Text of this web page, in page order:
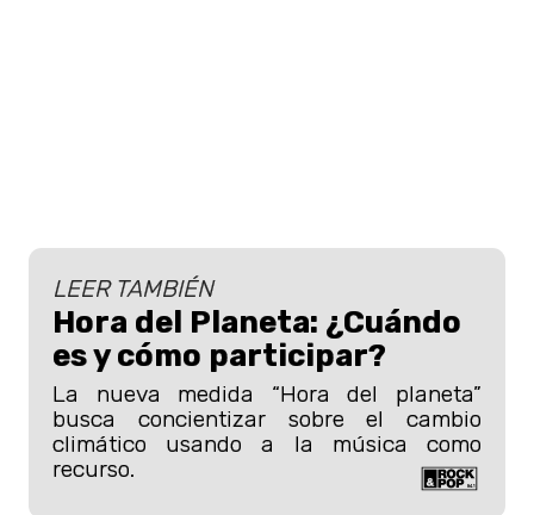
LEER TAMBIÉN
Hora del Planeta: ¿Cuándo
es y cómo participar?
La nueva medida “Hora del planeta”
busca concientizar sobre el cambio
climático usando a la música como
recurso.